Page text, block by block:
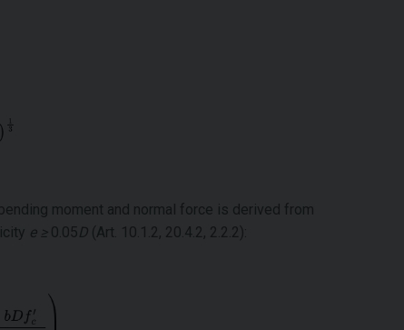
moment and normal force is derived from
e ≥ 0.05D (Art. 10.1.2, 20.4.2, 2.2.2):